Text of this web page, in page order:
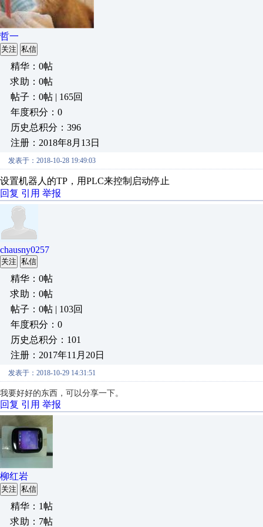
哲一
关注 私信
精华：0帖
求助：0帖
帖子：0帖 | 165回
年度积分：0
历史总积分：396
注册：2018年8月13日
发表于：2018-10-28 19:49:03
设置机器人的TP，用PLC来控制启动停止
回复 引用 举报
chausny0257
关注 私信
精华：0帖
求助：0帖
帖子：0帖 | 103回
年度积分：0
历史总积分：101
注册：2017年11月20日
发表于：2018-10-29 14:31:51
我要好好的东西，可以分享一下。
回复 引用 举报
柳红岩
关注 私信
精华：1帖
求助：7帖